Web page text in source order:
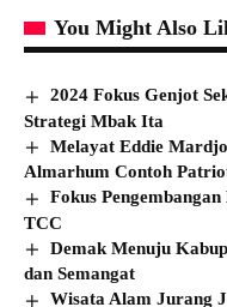
You Might Also
2024 Fokus Genjot
Strategi Mbak Ita
Melayat Eddie
Almarhum Contoh
Fokus
TCC
Demak Menuju
dan Semangat
Wisata Alam Jurang